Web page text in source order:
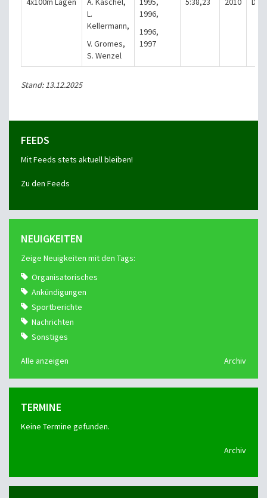
L.
Kellermann,
V. Gromes,
S. Wenzel
1996,
1996,
1997
Stand: 13.12.2025
FEEDS
Mit Feeds stets aktuell bleiben!
Zu den Feeds
NEUIGKEITEN
Zeige Neuigkeiten mit den Tags:
Organisatorisches
Ankündigungen
Sportberichte
Nachrichten
Sonstiges
Alle anzeigen Archiv
TERMINE
Keine Termine gefunden.
Archiv